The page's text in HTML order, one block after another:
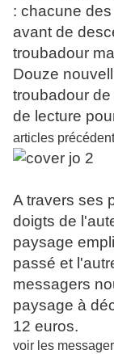
: chacune
avant de
troubadour
Douze
troubadour
de lecture
articles
A travers ses
doigts de
paysage
passé et
messagers
paysage à
12 euros.
voir les